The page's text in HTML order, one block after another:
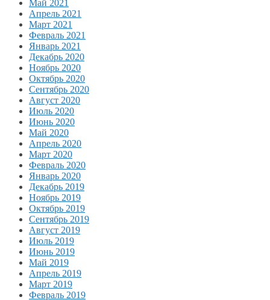
Май 2021
Апрель 2021
Март 2021
Февраль 2021
Январь 2021
Декабрь 2020
Ноябрь 2020
Октябрь 2020
Сентябрь 2020
Август 2020
Июль 2020
Июнь 2020
Май 2020
Апрель 2020
Март 2020
Февраль 2020
Январь 2020
Декабрь 2019
Ноябрь 2019
Октябрь 2019
Сентябрь 2019
Август 2019
Июль 2019
Июнь 2019
Май 2019
Апрель 2019
Март 2019
Февраль 2019